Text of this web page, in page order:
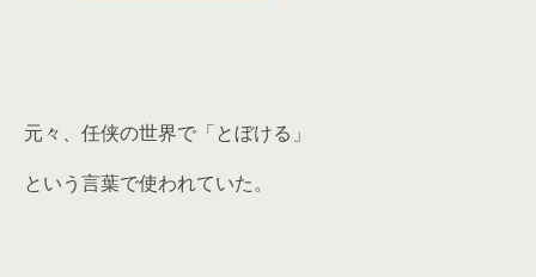
元々、任侠の世界で「とぼける」
という言葉で使われていた。